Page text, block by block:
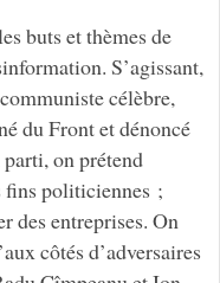
buts et thèmes de
S’agissant,
célèbre,
du Front et dénoncé
on prétend
fins politiciennes ;
des entreprises. On
côtés d’adversaires